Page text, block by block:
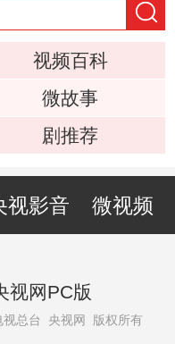
视频百科
微故事
剧推荐
视影音 微视频
视网PC版
视总台 央视网 版权所有